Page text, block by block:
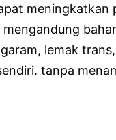
meningkatkan
lemak
tanpa